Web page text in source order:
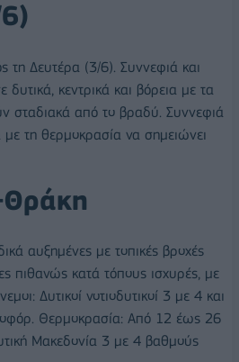
τη Δευτέρα (3/6). Συννεφιά και
δυτικά, κεντρικά και βόρεια με τα
σταδιακά από το βραδύ. Συννεφιά
τη θερμοκρασία να σημειώνει
αυξημένες με τοπικές βροχές
πιθανώς κατά τόπους ισχυρές, με
Δυτικοί νοτιοδυτικοί 3 με 4 και
Θερμοκρασία: Από 12 έως 26
Μακεδονία 3 με 4 βαθμούς